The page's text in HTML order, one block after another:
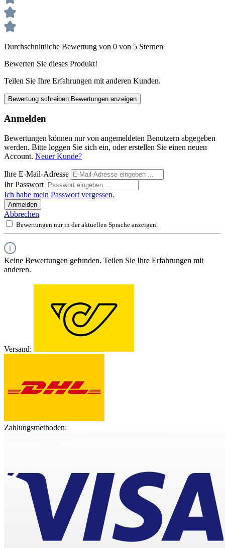
Durchschnittliche Bewertung von 0 von 5 Sternen
Bewerten Sie dieses Produkt!
Teilen Sie Ihre Erfahrungen mit anderen Kunden.
Bewertung schreiben Bewertungen anzeigen
Anmelden
Bewertungen können nur von angemeldeten Benutzern abgegeben
werden. Bitte loggen Sie sich ein, oder erstellen Sie einen neuen
Account. Neuer Kunde?
Ihre E-Mail-Adresse
Ihr Passwort
Ich habe mein Passwort vergessen.
Anmelden
Abbrechen
Bewertungen nur in der aktuellen Sprache anzeigen.
Keine Bewertungen gefunden. Teilen Sie Ihre Erfahrungen mit
anderen.
Versand:
Zahlungsmethoden: